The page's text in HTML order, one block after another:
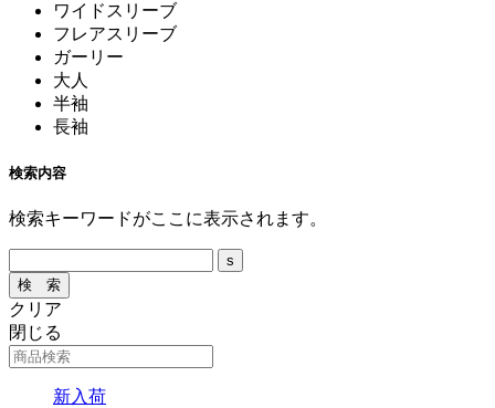
ワイドスリーブ
フレアスリーブ
ガーリー
大人
半袖
長袖
検索内容
検索キーワードがここに表示されます。
クリア
閉じる
新入荷